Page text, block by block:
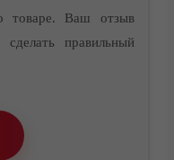
товаре. Ваш отзыв
правильный